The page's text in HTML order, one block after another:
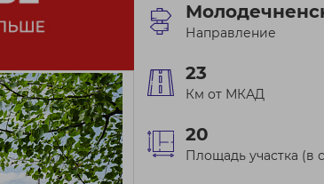
Направление
23
Км от МКАД
20
Площадь участка (в